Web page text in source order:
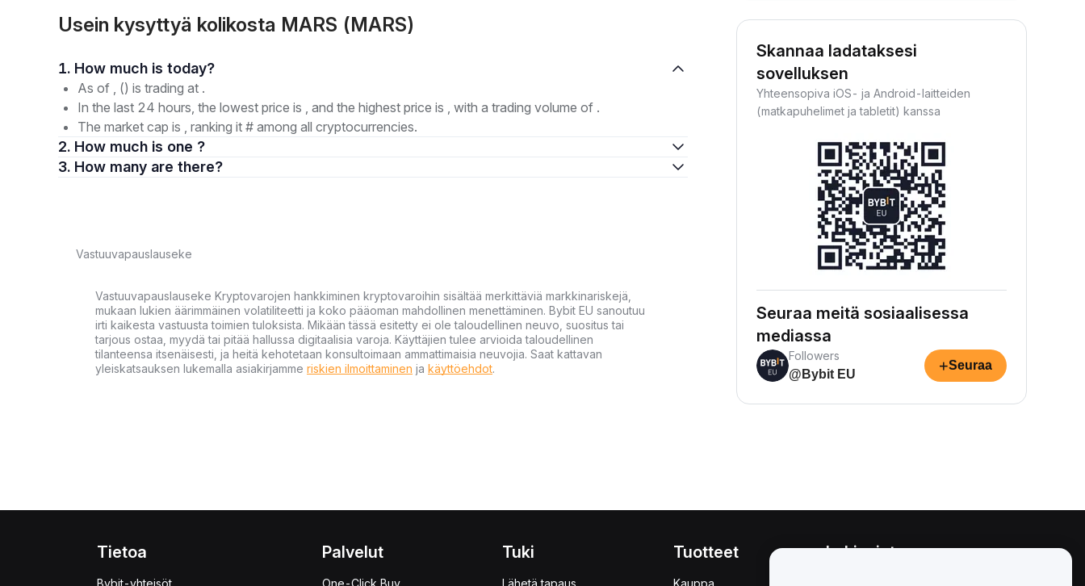
Usein kysyttyä kolikosta MARS (MARS)
1. How much is today?
As of , () is trading at .
In the last 24 hours, the lowest price is , and the highest price is , with a trading volume of .
The market cap is , ranking it # among all cryptocurrencies.
2. How much is one ?
3. How many are there?
Vastuuvapauslauseke
Vastuuvapauslauseke Kryptovarojen hankkiminen kryptovaroihin sisältää merkittäviä markkinariskejä,
mukaan lukien äärimmäinen volatiliteetti ja koko pääoman mahdollinen menettäminen. Bybit EU sanoutuu
irti kaikesta vastuusta toimien tuloksista. Mikään tässä esitetty ei ole taloudellinen neuvo, suositus tai
tarjous ostaa, myydä tai pitää hallussa digitaalisia varoja. Käyttäjien tulee arvioida taloudellinen
tilanteensa itsenäisesti, ja heitä kehotetaan konsultoimaan ammattimaisia neuvojia. Saat kattavan
yleiskatsauksen lukemalla asiakirjamme riskien ilmoittaminen ja käyttöehdot.
Skannaa ladataksesi
sovelluksen
Yhteensopiva iOS- ja Android-laitteiden
(matkapuhelimet ja tabletit) kanssa
Seuraa meitä sosiaalisessa
mediassa
Followers
@Bybit EU
+Seuraa
Tietoa
Bybit-yhteisöt
Palvelut
One-Click Buy
Tuki
Lähetä tapaus
Tuotteet
Kauppa
Lakiasiat